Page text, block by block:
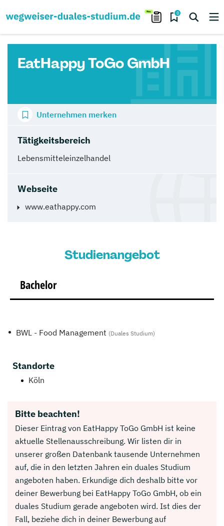
0
EatHappy ToGo GmbH
Tätigkeitsbereich
Lebensmitteleinzelhandel
Webseite
www.eathappy.com
Unternehmen merken
Studienangebot
Bachelor
BWL - Food Management (Duales Studium)
Standorte
Köln
Bitte beachten!
Dieser Eintrag von EatHappy ToGo GmbH ist keine
aktuelle Stellenausschreibung. Wir listen dir in
unserer großen Datenbank tausende Unternehmen
auf, die in den letzten Jahren ein duales Studium
angeboten haben. Erkundige dich deshalb bitte vor
deiner Bewerbung bei EatHappy ToGo GmbH, ob ein
duales Studium gerade angeboten wird. Ist dies der
Fall, beziehe dich in deiner Bewerbung auf